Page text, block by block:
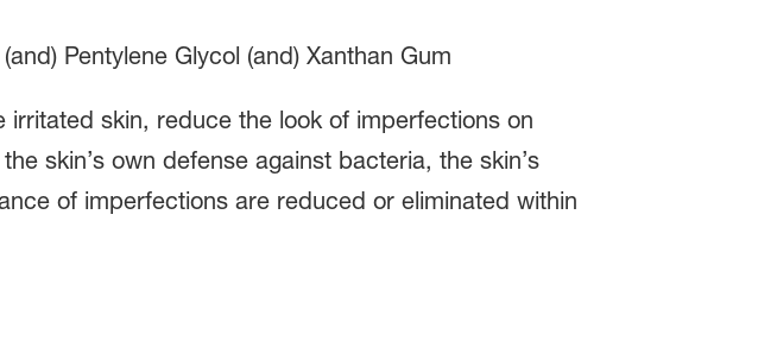
Pentylene Glycol (and) Xanthan Gum
skin, reduce the look of imperfections on
skin’s own defense against bacteria, the skin’s
of imperfections are reduced or eliminated within